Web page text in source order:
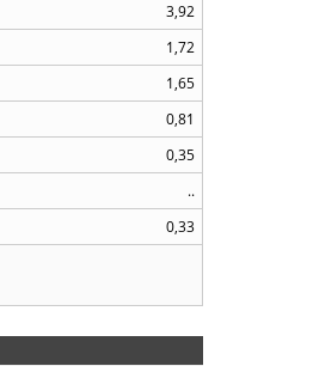
3,92
1,72
1,65
0,81
0,35
..
0,33